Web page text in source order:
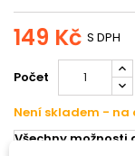
149 Kč S DPH
Počet
Není skladem - na
Všechny možnosti